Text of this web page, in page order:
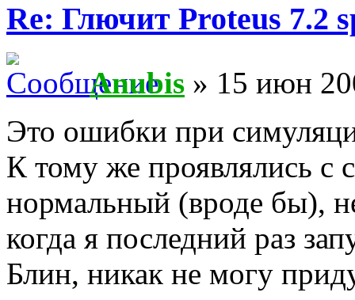
Re: Глючит Proteus 7.2
Anubis » 15 июн
Это ошибки при
К тому же проявлялись с
нормальный (вроде бы),
когда я последний раз
Блин, никак не могу